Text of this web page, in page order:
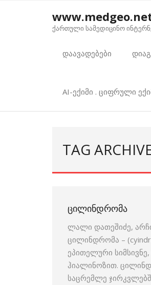
ქართული სამედიცინო
დაავადებები
AI-ექიმი . ციფრული
TAG
ᲪᲘᲚᲘᲜᲓᲠᲝᲛᲐ
ლალი დათეშიძე,
ცილინდრომა –
ეპითელური
ჰიალინოზით.
საცრემლე